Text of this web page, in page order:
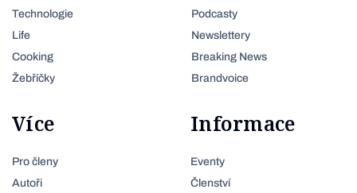
Technologie
Life
Cooking
Žebříčky
Podcasty
Newslettery
Breaking News
Brandvoice
Více
Pro členy
Autoři
Informace
Eventy
Členství